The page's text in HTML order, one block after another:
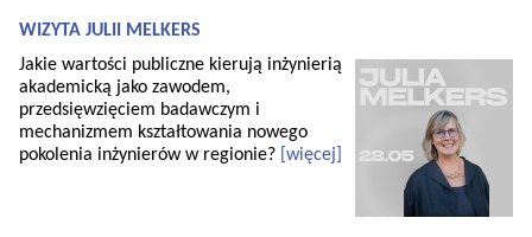
WIZYTA JULII MELKERS
Jakie wartości publiczne kierują inżynierią
akademicką jako zawodem,
przedsięwzięciem badawczym i
mechanizmem kształtowania nowego
pokolenia inżynierów w regionie? [więcej]